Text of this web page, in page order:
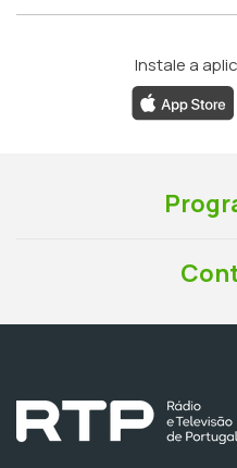
Instale a